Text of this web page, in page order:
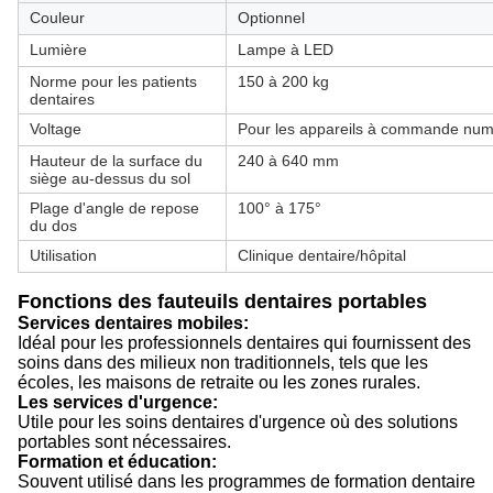
Couleur
Optionnel
Lumière
Lampe à LED
Norme pour les patients
dentaires
150 à 200 kg
Voltage
Pour les appareils à commande
Hauteur de la surface du
siège au-dessus du sol
240 à 640 mm
Plage d'angle de repose
du dos
100° à 175°
Utilisation Clinique dentaire/hôpital
Fonctions des fauteuils dentaires portables
Services dentaires mobiles:
Idéal pour les professionnels dentaires qui fournissent des
soins dans des milieux non traditionnels, tels que les
écoles, les maisons de retraite ou les zones rurales.
Les services d'urgence:
Utile pour les soins dentaires d'urgence où des solutions
portables sont nécessaires.
Formation et éducation:
Souvent utilisé dans les programmes de formation dentaire